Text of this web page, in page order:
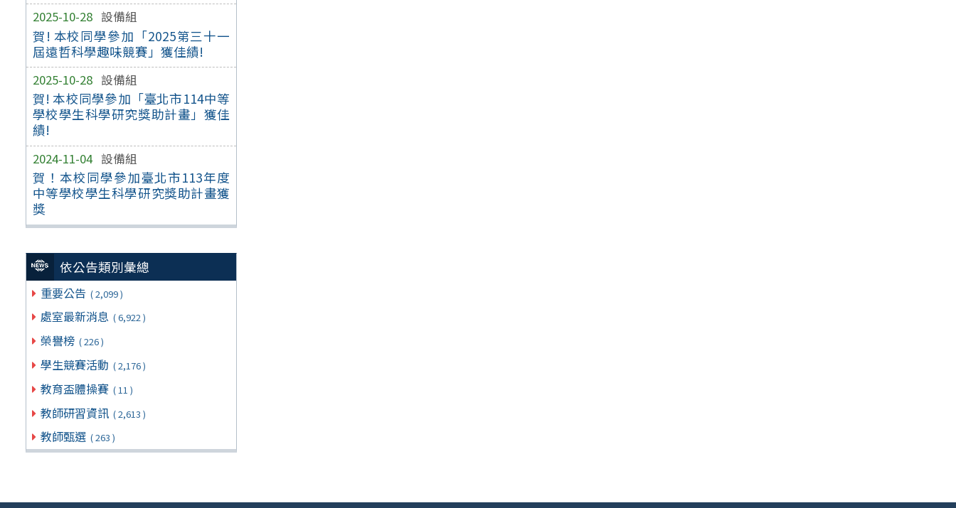
2025-10-28 設備組
賀! 本校同學參加「2025第三十一
屆遠哲科學趣味競賽」獲佳績!
2025-10-28 設備組
賀! 本校同學參加「臺北市114中等
學校學生科學研究獎助計畫」獲佳
績!
2024-11-04 設備組
賀！本校同學參加臺北市113年度
中等學校學生科學研究獎助計畫獲
獎
依公告類別彙總
重要公告 ( 2,099 )
處室最新消息 ( 6,922 )
榮譽榜 ( 226 )
學生競賽活動 ( 2,176 )
教育盃體操賽 ( 11 )
教師研習資訊 ( 2,613 )
教師甄選 ( 263 )